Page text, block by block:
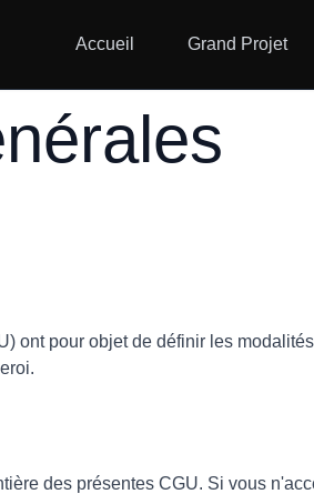
Accueil Grand Projet
ont pour objet de définir les
des présentes CGU. Si vous